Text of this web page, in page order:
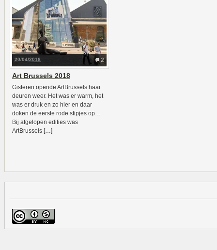
2
20/04/2018
Art Brussels 2018
Gisteren opende ArtBrussels haar
deuren weer. Het was er warm, het
was er druk en zo hier en daar
doken de eerste rode stipjes op…
Bij afgelopen edities was
ArtBrussels […]